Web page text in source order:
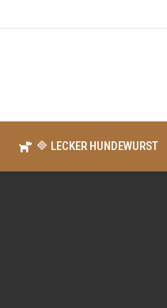
🔷 LECKER HUNDEWURST